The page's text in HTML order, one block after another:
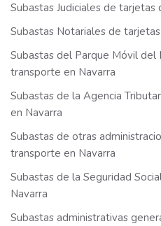
Subastas Judiciales de
Subastas Notariales de
Subastas del Parque Móvil
transporte en Navarra
Subastas de la Agencia
en Navarra
Subastas de otras
transporte en Navarra
Subastas de la Seguridad
Navarra
Subastas administrativas